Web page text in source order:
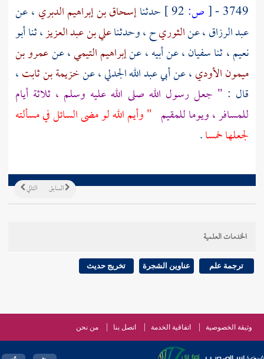
3749 -
[ص: حدثناإسحاق بن إبراهيم الدبري ، عن
عبد الرزاق، عنالثوريح ، وحدثناعلي بن عبد العزيز، ثناأبو
نعيم، ثناسفيان، عن أبيه ، عنإبراهيم التيمي، عنعمرو بن
ميمون الأودي، عنأبي عبد الله الجدلي، عنخزيمة بن ثابت،
قال : " جعل رسول الله صلى الله عليه وسلم ، ثلاثة أيام
للمسافر ، ويوما للمقيم " وأيم الله لو مضى السائل في مسألته
لجعلها خمسا.
التالي السابق
الخدمات العلمية
ترجمة علم عناوين الشجرة تخريج حديث
وثيقة الخصوصية اتفاقية الخدمة اتصل بنا من نحن